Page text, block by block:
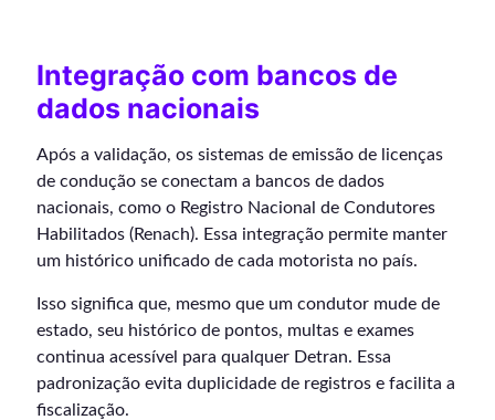
Integração com bancos de
dados nacionais
Após a validação, os sistemas de emissão de licenças
de condução se conectam a bancos de dados
nacionais, como o Registro Nacional de Condutores
Habilitados (Renach). Essa integração permite manter
um histórico unificado de cada motorista no país.
Isso significa que, mesmo que um condutor mude de
estado, seu histórico de pontos, multas e exames
continua acessível para qualquer Detran. Essa
padronização evita duplicidade de registros e facilita a
fiscalização.